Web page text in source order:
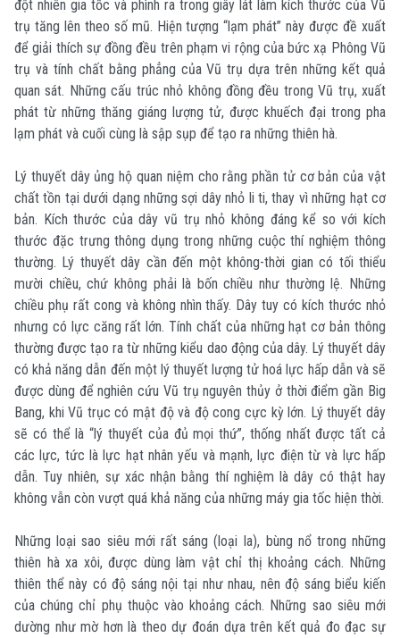
đột nhiên gia tốc và phình ra trong giây lát làm kích thước của Vũ
trụ tăng lên theo số mũ. Hiện tượng “lạm phát” này được đề xuất
để giải thích sự đồng đều trên phạm vi rộng của bức xạ Phông Vũ
trụ và tính chất bằng phẳng của Vũ trụ dựa trên những kết quả
quan sát. Những cấu trúc nhỏ không đồng đều trong Vũ trụ, xuất
phát từ những thăng giáng lượng tử, được khuếch đại trong pha
lạm phát và cuối cùng là sập sụp để tạo ra những thiên hà.
Lý thuyết dây ủng hộ quan niệm cho rằng phần tử cơ bản của vật
chất tồn tại dưới dạng những sợi dây nhỏ li ti, thay vì những hạt cơ
bản. Kích thước của dây vũ trụ nhỏ không đáng kể so với kích
thước đặc trưng thông dụng trong những cuộc thí nghiệm thông
thường. Lý thuyết dây cần đến một không-thời gian có tối thiểu
mười chiều, chứ không phải là bốn chiều như thường lệ. Những
chiều phụ rất cong và không nhìn thấy. Dây tuy có kích thước nhỏ
nhưng có lực căng rất lớn. Tính chất của những hạt cơ bản thông
thường được tạo ra từ những kiểu dao động của dây. Lý thuyết dây
có khả năng dẫn đến một lý thuyết lượng tử hoá lực hấp dẫn và sẽ
được dùng để nghiên cứu Vũ trụ nguyên thủy ở thời điểm gần Big
Bang, khi Vũ trục có mật độ và độ cong cực kỳ lớn. Lý thuyết dây
sẽ có thể là “lý thuyết của đủ mọi thứ”, thống nhất được tất cả
các lực, tức là lực hạt nhân yếu và mạnh, lực điện từ và lực hấp
dẫn. Tuy nhiên, sự xác nhận bằng thí nghiệm là dây có thật hay
không vẫn còn vượt quá khả năng của những máy gia tốc hiện thời.
Những loại sao siêu mới rất sáng (loại Ia), bùng nổ trong những
thiên hà xa xôi, được dùng làm vật chỉ thị khoảng cách. Những
thiên thể này có độ sáng nội tại như nhau, nên độ sáng biểu kiến
của chúng chỉ phụ thuộc vào khoảng cách. Những sao siêu mới
dường như mờ hơn là theo dự đoán dựa trên kết quả đo đạc sự